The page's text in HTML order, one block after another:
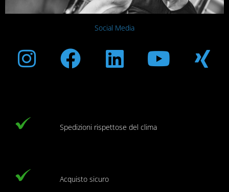
Social Media
Instagram
Facebook
Linkedin
Spedizioni rispettose del clima
Acquisto sicuro